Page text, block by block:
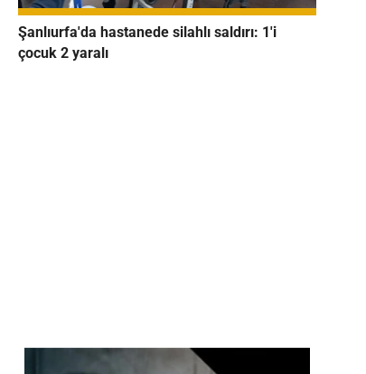
Şanlıurfa'da hastanede silahlı saldırı: 1'i
çocuk 2 yaralı